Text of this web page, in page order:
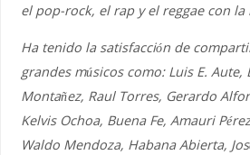
el pop-rock, el rap y el reggae con la
Ha tenido la satisfacción de
grandes músicos como: Luis E. Aute,
Montañez, Raul Torres, Gerardo
Kelvis Ochoa, Buena Fe, Amauri
Waldo Mendoza, Habana Abierta,